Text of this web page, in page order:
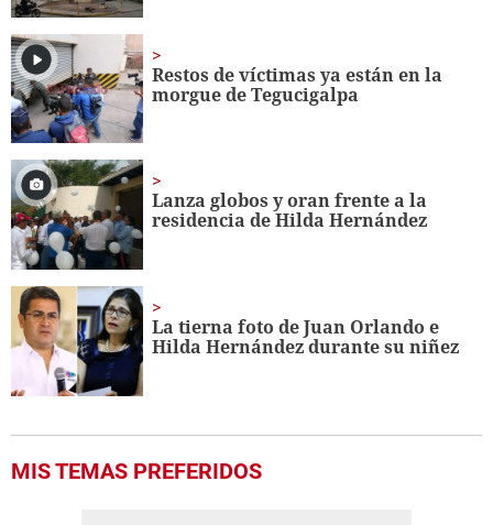
Restos de víctimas ya están en la
morgue de Tegucigalpa
Lanza globos y oran frente a la
residencia de Hilda Hernández
La tierna foto de Juan Orlando e
Hilda Hernández durante su niñez
MIS TEMAS PREFERIDOS